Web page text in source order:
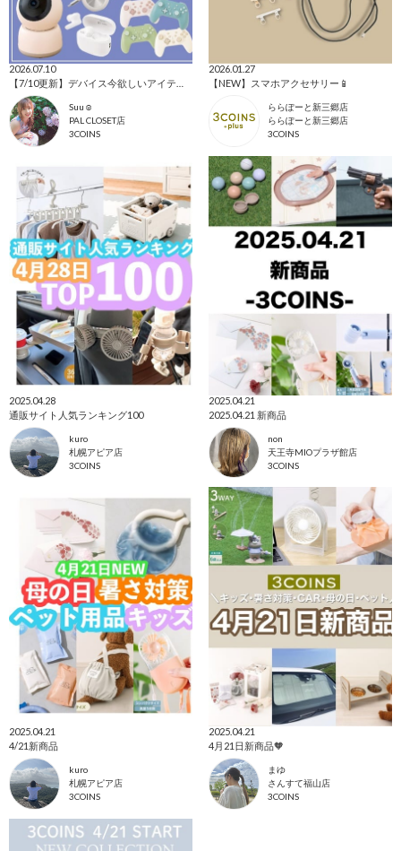
2026.07.10
Suu☺︎
PAL CLOSET店
3COINS
2026.01.27
【NEW】スマホアクセサリー📱‪
ららぽーと新三郷店
ららぽーと新三郷店
3COINS
2025.04.28
通販サイト人気ランキング100
kuro
札幌アピア店
3COINS
2025.04.21
2025.04.21 新商品
non
天王寺MIOプラザ館店
3COINS
2025.04.21
4/21新商品
kuro
札幌アピア店
3COINS
2025.04.21
4月21日新商品🧡
まゆ
さんすて福山店
3COINS